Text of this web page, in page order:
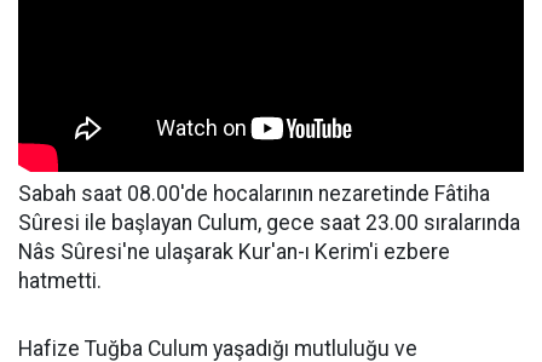
Sabah saat 08.00'de hocalarının nezaretinde Fâtiha
Sûresi ile başlayan Culum, gece saat 23.00 sıralarında
Nâs Sûresi'ne ulaşarak Kur'an-ı Kerim'i ezbere
hatmetti.
Hafize Tuğba Culum yaşadığı mutluluğu ve